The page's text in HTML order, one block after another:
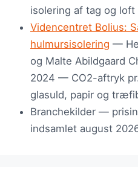
isolering af tag og
Videncentret Bolius:
hulmursisolering —
og Malte Abildgaard
2024 — CO2-aftryk
glasuld, papir og
Branchekilder —
indsamlet august